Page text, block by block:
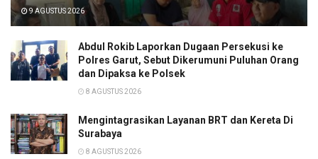
9 AGUSTUS 2026
Abdul Rokib Laporkan Dugaan Persekusi ke
Polres Garut, Sebut Dikerumuni Puluhan Orang
dan Dipaksa ke Polsek
8 AGUSTUS 2026
Mengintagrasikan Layanan BRT dan Kereta Di
Surabaya
8 AGUSTUS 2026